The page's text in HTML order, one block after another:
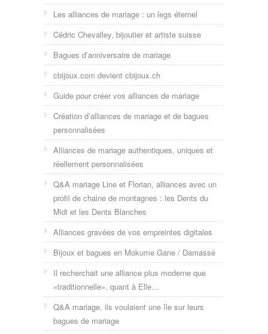
Les alliances de mariage : un legs éternel
Cédric Chevalley, bijoutier et artiste suisse
Bagues d’anniversaire de mariage
cbijoux.com devient cbijoux.ch
Guide pour créer vos alliances de mariage
Création d’alliances de mariage et de bagues
personnalisées
Alliances de mariage authentiques, uniques et
réellement personnalisées
Q&A mariage Line et Florian, alliances avec un
profil de chaine de montagnes : les Dents du
Midi et les Dents Blanches
Alliances gravées de vos empreintes digitales
Bijoux et bagues en Mokume Gane / Damassé
Il recherchait une alliance plus moderne que
«traditionnelle», quant à Elle…
Q&A mariage, ils voulaient une île sur leurs
bagues de mariage